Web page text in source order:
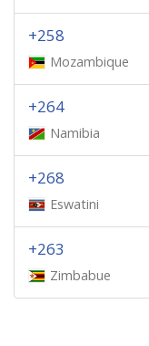
+258
Mozambique
+264
Namibia
+268
Eswatini
+263
Zimbabue